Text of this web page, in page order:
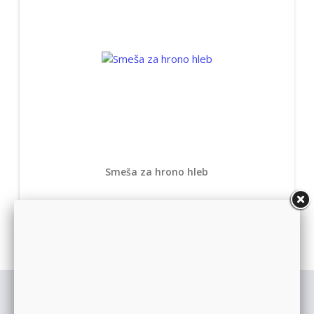
Smeša za hrono hleb